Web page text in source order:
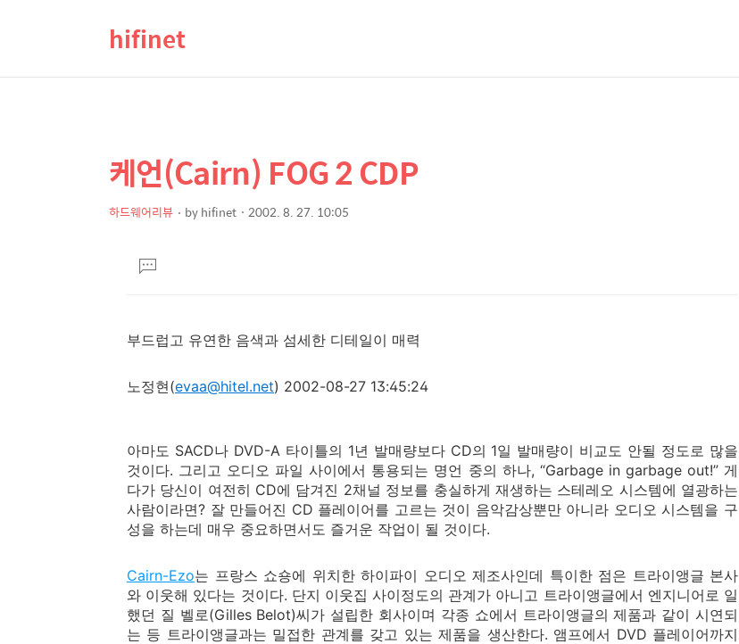
hifinet
상
컨
본
문
제
케언(Cairn) FOG 2 CDP
하드웨어리뷰 byhifinet 2002. 8. 27. 10:05
댓
글
부드럽고 유연한 음색과 섬세한 디테일이 매력
노정현(evaa@hitel.net) 2002-08-27 13:45:24
아마도 SACD나 DVD-A 타이틀의 1년 발매량보다 CD의 1일 발매량이 비교도 안될 정도로 많을
것이다. 그리고 오디오 파일 사이에서 통용되는 명언 중의 하나, “Garbage in garbage out!” 게
다가 당신이 여전히 CD에 담겨진 2채널 정보를 충실하게 재생하는 스테레오 시스템에 열광하는
사람이라면? 잘 만들어진 CD 플레이어를 고르는 것이 음악감상뿐만 아니라 오디오 시스템을 구
성을 하는데 매우 중요하면서도 즐거운 작업이 될 것이다.
Cairn-Ezo는 프랑스 쇼숑에 위치한 하이파이 오디오 제조사인데 특이한 점은 트라이앵글 본사
와 이웃해 있다는 것이다. 단지 이웃집 사이정도의 관계가 아니고 트라이앵글에서 엔지니어로 일
했던 질 벨로(Gilles Belot)씨가 설립한 회사이며 각종 쇼에서 트라이앵글의 제품과 같이 시연되
는 등 트라이앵글과는 밀접한 관계를 갖고 있는 제품을 생산한다. 앰프에서 DVD 플레이어까지